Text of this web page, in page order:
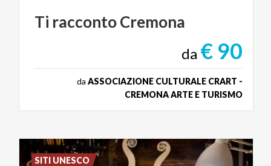
Ti raccontoCremona
da € 90
da ASSOCIAZIONE CULTURALE CRART -
CREMONA ARTE E TURISMO
SITI UNESCO